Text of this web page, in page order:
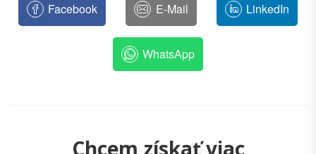
Facebook E-Mail LinkedIn
WhatsApp
Chcem získať viac